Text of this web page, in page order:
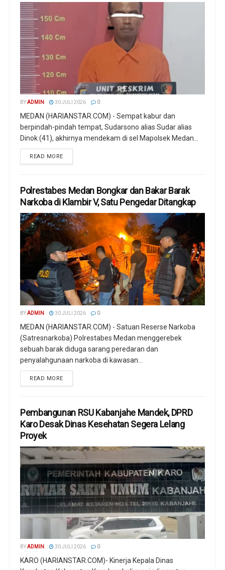
BYADMIN 30 JULI 2026 0
MEDAN (HARIANSTAR.COM) - Sempat kabur dan
berpindah-pindah tempat, Sudarsono alias Sudar alias
Dinok (41), akhirnya mendekam di sel Mapolsek Medan...
READ MORE
Polrestabes Medan Bongkar dan Bakar Barak
Narkoba di Klambir V, Satu Pengedar Ditangkap
BYADMIN 30 JULI 2026 0
MEDAN (HARIANSTAR.COM) - Satuan Reserse Narkoba
(Satresnarkoba) Polrestabes Medan menggerebek
sebuah barak diduga sarang peredaran dan
penyalahgunaan narkoba di kawasan...
READ MORE
Pembangunan RSU Kabanjahe Mandek, DPRD
Karo Desak Dinas Kesehatan Segera Lelang
Proyek
BYADMIN 30 JULI 2026 0
KARO (HARIANSTAR.COM)- Kinerja Kepala Dinas